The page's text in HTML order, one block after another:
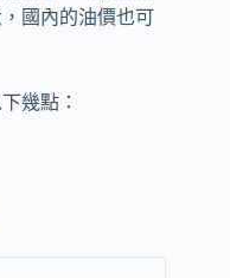
國內的油價也可
幾點：